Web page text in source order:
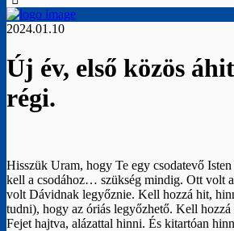
2024.01.10
Új év, első közös
régi.
Hisszük Uram, hogy Te egy csodatevő
kell a csodához… szükség mindig. Ott volt
volt Dávidnak legyőznie. Kell hozzá hit,
tudni), hogy az óriás legyőzhető. Kell hozzá
Fejet hajtva, alázattal hinni. És kitartóan